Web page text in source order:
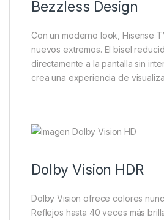
Bezzless Design
Con un moderno look, Hisense
nuevos extremos. El bisel
directamente a la pantalla sin
crea una experiencia de
Dolby Vision HDR
Dolby Vision ofrece colores
Reflejos hasta 40 veces más